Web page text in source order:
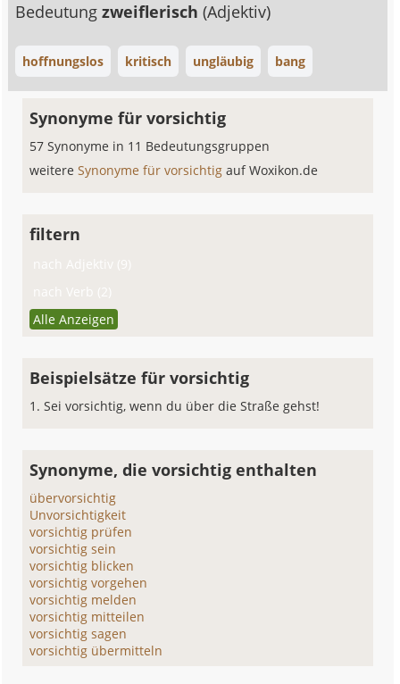
Bedeutungzweiflerisch(Adjektiv)
hoffnungslos kritisch ungläubig bang
Synonyme für vorsichtig
57 Synonyme in 11 Bedeutungsgruppen
weitereSynonyme für vorsichtigauf Woxikon.de
filtern
nach Adjektiv (9)
nach Verb (2)
Alle Anzeigen
Beispielsätze für vorsichtig
Sei vorsichtig, wenn du über die Straße gehst!
Synonyme, die vorsichtig enthalten
übervorsichtig
Unvorsichtigkeit
vorsichtig prüfen
vorsichtig sein
vorsichtig blicken
vorsichtig vorgehen
vorsichtig melden
vorsichtig mitteilen
vorsichtig sagen
vorsichtig übermitteln